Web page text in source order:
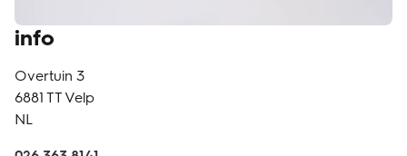
info
Overtuin 3
6881 TT Velp
NL